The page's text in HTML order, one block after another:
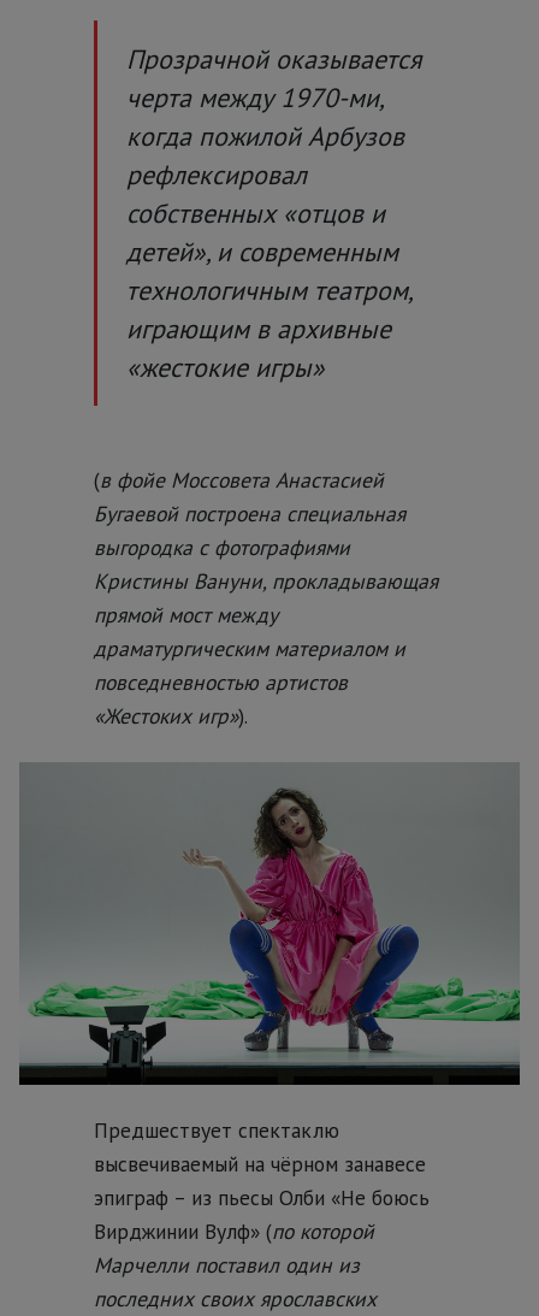
Прозрачной оказывается
черта между 1970-ми,
когда пожилой Арбузов
рефлексировал
собственных «отцов и
детей», и современным
технологичным театром,
играющим в архивные
«жестокие игры»
(в фойе Моссовета Анастасией
Бугаевой построена специальная
выгородка с фотографиями
Кристины Вануни, прокладывающая
прямой мост между
драматургическим материалом и
повседневностью артистов
«Жестоких игр»).
Предшествует спектаклю
высвечиваемый на чёрном занавесе
эпиграф – из пьесы Олби «Не боюсь
Вирджинии Вулф» (по которой
Марчелли поставил один из
последних своих ярославских